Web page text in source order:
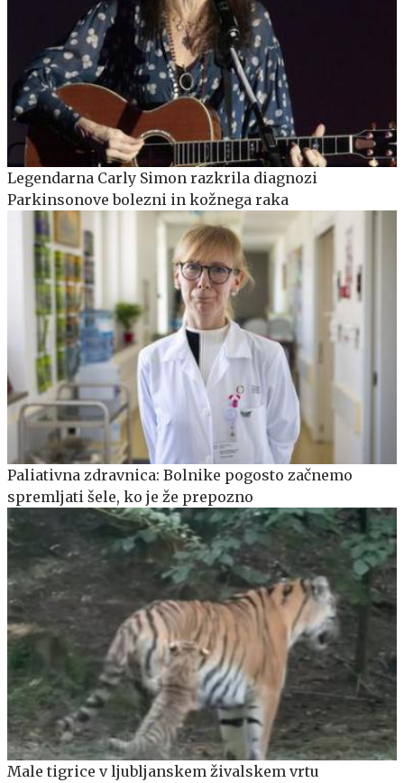
Legendarna Carly Simon razkrila diagnozi
Parkinsonove bolezni in kožnega raka
Paliativna zdravnica: Bolnike pogosto začnemo
spremljati šele, ko je že prepozno
Male tigrice v ljubljanskem živalskem vrtu